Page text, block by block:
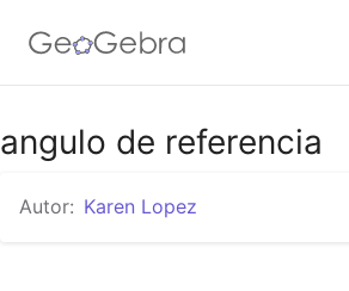
Abrir sesión
angulo de referencia
Autor: Karen Lopez